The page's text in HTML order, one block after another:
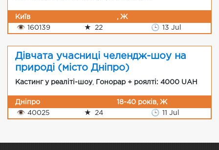
Київ
, Ж
👁 160139 ★ 22 🕒 13 Jul
Дівчата учасниці челендж-шоу на
природі (місто Дніпро)
Кастинг у реаліті-шоу, Гонорар + роялті: 4000 UAH
Дніпро
18-40 років, Ж
👁 40025 ★ 24 🕒 11 Jul